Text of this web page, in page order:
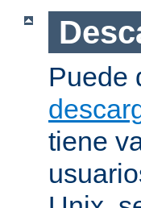
Puede
tiene